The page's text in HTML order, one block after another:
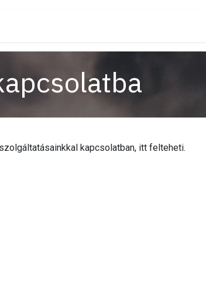
kapcsolatban, itt felteheti.